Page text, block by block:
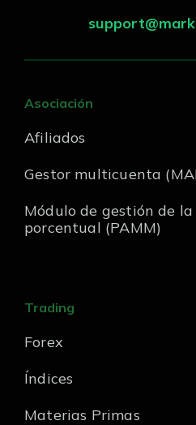
Asociación
Afiliados
Gestor multicuenta
Módulo de gestión de
porcentual (PAMM)
Trading
Forex
Índices
Materias Primas